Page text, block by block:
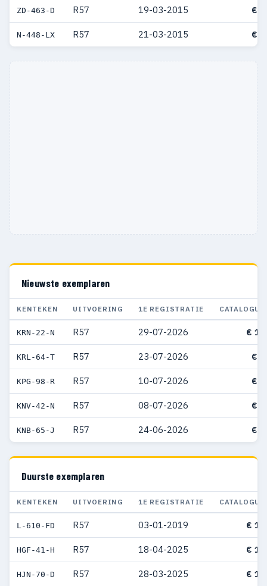
ZD-463-D R57 19-03-2015 €
N-448-LX R57 21-03-2015 €
Nieuwste exemplaren
KENTEKEN UITVOERING 1E REGISTRATIE
KRN-22-N R57 29-07-2026 €
KRL-64-T R57 23-07-2026 €
KPG-98-R R57 10-07-2026 €
KNV-42-N R57 08-07-2026 €
KNB-65-J R57 24-06-2026 €
Duurste exemplaren
KENTEKEN UITVOERING 1E REGISTRATIE
L-610-FD R57 03-01-2019 €
HGF-41-H R57 18-04-2025 €
HJN-70-D R57 28-03-2025 €